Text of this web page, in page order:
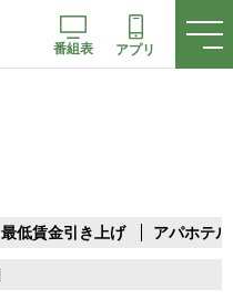
番組表 アプリ
最低賃金引き上げ アパホテル